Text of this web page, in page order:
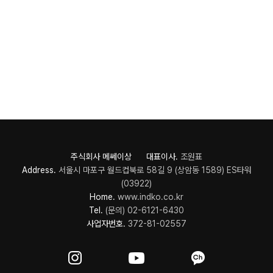
주식회사 메쎄이상 대표이사. 조원표
Address. 서울시 마포구 월드컵북로 58길 9 (상암동 1589) ES타워
(03922)
Home. www.indko.co.kr
Tel. (문의) 02-6121-6430
사업자번호. 372-81-02557